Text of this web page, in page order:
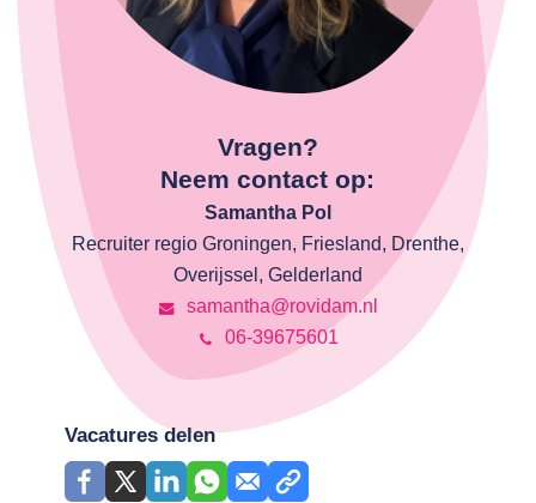
Vragen?
Neem contact op:
Samantha Pol
Recruiter regio Groningen, Friesland, Drenthe,
Overijssel, Gelderland
samantha@rovidam.nl
06-39675601
Vacatures delen